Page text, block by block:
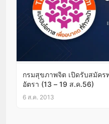
กรมสุขภาพจิต เปิดรับสมัค
อัตรา (13 – 19 ส.ค.56)
6 ส.ค. 2013